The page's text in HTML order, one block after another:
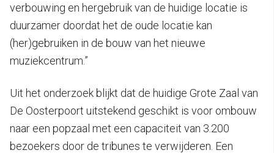
verbouwing en hergebruik van de huidige locatie is
duurzamer doordat het de oude locatie kan
(her)gebruiken in de bouw van het nieuwe
muziekcentrum.”
Uit het onderzoek blijkt dat de huidige Grote Zaal van
De Oosterpoort uitstekend geschikt is voor ombouw
naar een popzaal met een capaciteit van 3.200
bezoekers door de tribunes te verwijderen. Een